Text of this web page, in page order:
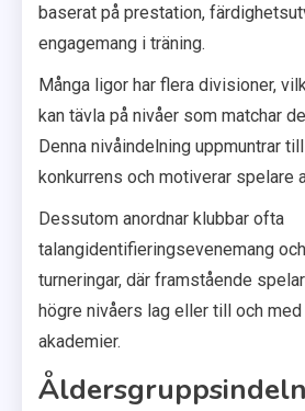
baserat på prestation,
engagemang i träning.
Många ligor har flera divisioner,
kan tävla på nivåer som matchar
Denna nivåindelning uppmuntrar
konkurrens och motiverar spelare
Dessutom anordnar klubbar ofta
talangidentifieringsevenemang
turneringar, där framstående
högre nivåers lag eller till och
akademier.